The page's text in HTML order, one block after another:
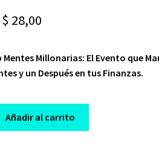
Original
was:
$ 28,00Current
is:
Millonarias: El Evento que
y un Después en tus Finanzas.
Añadir al carrito